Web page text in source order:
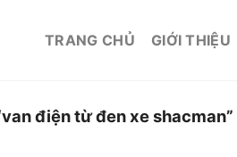
TRANG CHỦ GIỚI THIỆU
điện từ đen xe shacman”